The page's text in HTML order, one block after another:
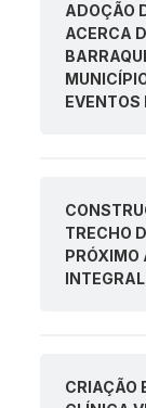
ADOÇÃO
ACERCA
EVENTOS
TRECHO
PRÓXIMO
CRIAÇÃO